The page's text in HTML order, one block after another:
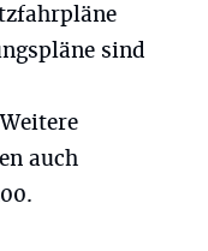
sind
auch